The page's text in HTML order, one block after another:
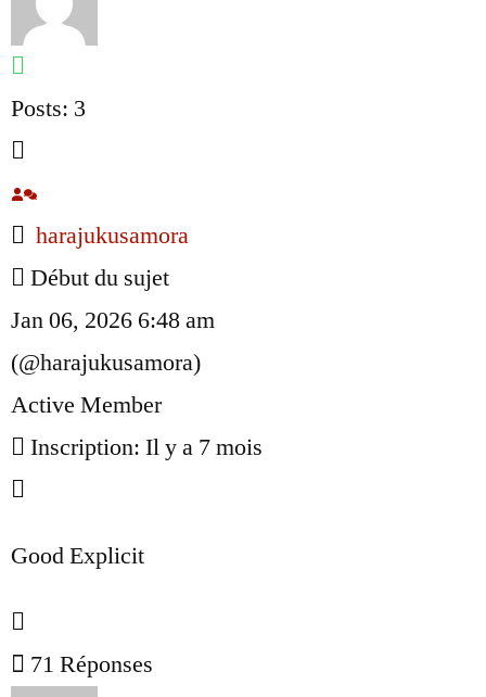
Posts: 3
harajukusamora
Début du sujet
Jan 06, 2026 6:48 am
(@harajukusamora)
Active Member
Inscription: Il y a 7 mois
Good Explicit
71 Réponses